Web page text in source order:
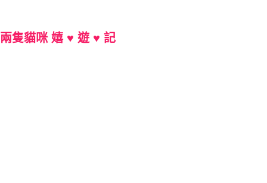
兩隻貓咪 嬉 ♥ 遊 ♥ 記